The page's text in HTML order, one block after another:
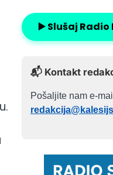
▶️ Slušaj Radio
📬 Kontakt
Pošaljite nam e-